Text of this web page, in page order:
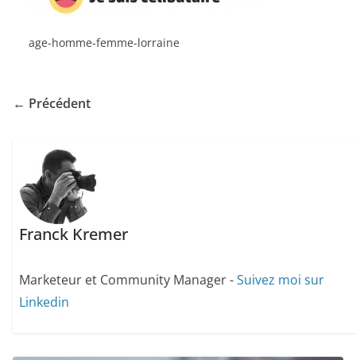
age-homme-femme-lorraine
← Précédent
Franck Kremer
Marketeur et Community Manager -Suivez moi sur
Linkedin